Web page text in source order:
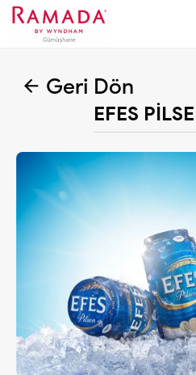
Geri Dön
EFES